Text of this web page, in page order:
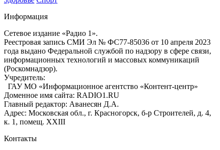
Информация
Сетевое издание «Радио 1».
Реестровая запись СМИ Эл № ФС77-85036 от 10 апреля 2023
года выдано Федеральной службой по надзору в сфере связи,
информационных технологий и массовых коммуникаций
(Роскомнадзор).
Учредитель:
ГАУ МО «Информационное агентство «Контент-центр»
Доменное имя сайта: RADIO1.RU
Главный редактор: Аванесян Д.А.
Адрес: Московская обл., г. Красногорск, б-р Строителей, д. 4,
к. 1, помещ. XXIII
Контакты